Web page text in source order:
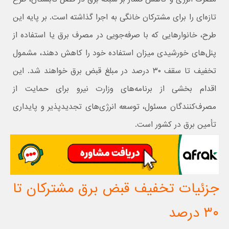
تازه‌ای را برای مشترکان خانگی به اجرا گذاشته است. بر پایه این
طرح، خانوارهایی که با صرفه‌جویی در مصرف برق یا استفاده از
پنل‌های خورشیدی میزان استفاده خود را کاهش دهند، مشمول
تخفیف تا سقف ۳۰ درصد در مبلغ قبض برق خواهند شد. این
اقدام بخشی از برنامه‌های وزارت نیرو برای حمایت از
مصرف‌کنندگان مسئول، توسعه انرژی‌های تجدیدپذیر و پایداری
تأمین برق در کشور است.
جزئیات تخفیف قبض برق مشترکان تا
۳۰ درصد